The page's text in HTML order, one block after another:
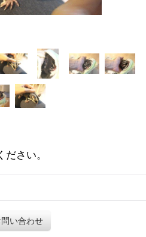
ださい。
問い合わせ